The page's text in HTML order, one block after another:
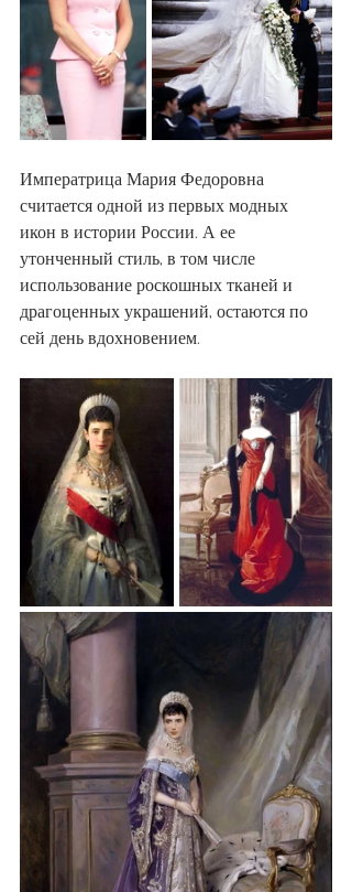
Императрица Мария Федоровна
считается одной из первых модных
икон в истории России. А ее
утонченный стиль, в том числе
использование роскошных тканей и
драгоценных украшений, остаются по
сей день вдохновением.